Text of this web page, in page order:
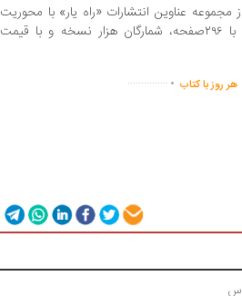
عناوین انتشارات «راه یار» با محوریت
«پیشگامان مردمی انقلاب» است، با ۲۹۶صفحه، شمارگان هزار نسخه و با قیمت
............... . هر روز با کتاب